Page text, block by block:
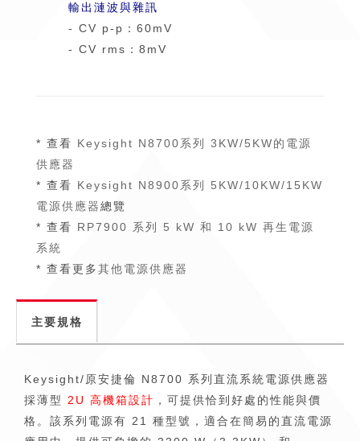
輸出漣波與雜訊
- CV p-p：60mV
- CV rms：8mV
* 查看 Keysight N8700系列 3KW/5KW的電源
供應器
* 查看 Keysight N8900系列 5KW/10KW/15KW
電源供應器總覽
* 查看 RP7900 系列 5 kW 和 10 kW 再生電源
系統
* 查看更多其他電源供應器
主要規格
Keysight/原安捷倫 N8700 系列直流系統電源供應器
採薄型 2U 高機箱設計 ，可提供恰到好處的性能與價
格。該系列電源有 21 種型號，適合在簡易的直流電源